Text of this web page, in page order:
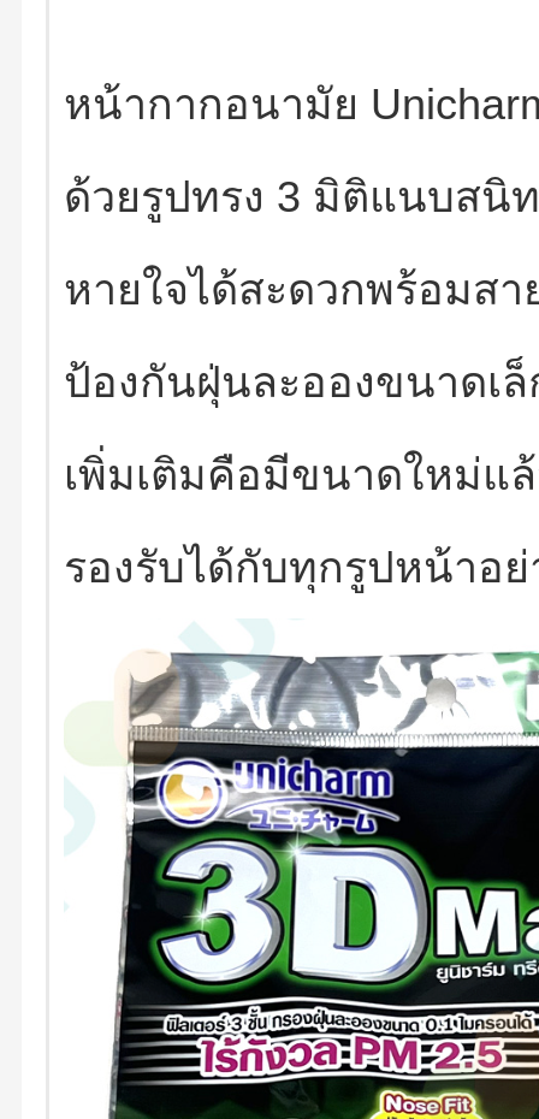
หน้ากากอนามัย
ด้วยรูปทรง 3 มิติแนบสนิ
หายใจได้สะดวกพร้อมส
ป้องกันฝุ่นละอองขนาดเล็
เพิ่มเติมคือมีขนาดใหม่แ
รองรับได้กับทุกรูปหน้าอ